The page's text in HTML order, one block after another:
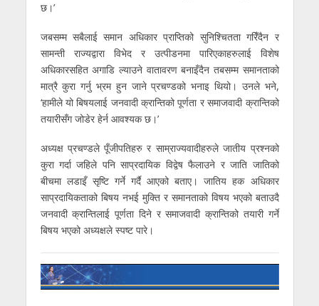
छ।’
जबसम्म सबैलाई समान अधिकार प्राप्तिको सुनिश्चितता गरिँदैन र
सामन्ती राज्यद्वारा विभेद र उत्पीडनमा पारिएकाहरुलाई विशेष
अधिकारसहित अगाडि ल्याउने वातावरण बनाइँदैन तबसम्म समानताको
मात्रै कुरा गर्नु भ्रम हुन जाने प्रचण्डको भनाइ थियो। उनले भने,
‘हामीले यो बिषयलाई जनवादी क्रान्तिको पूर्णता र समाजवादी क्रान्तिको
तयारीसँग जोडेर हेर्न आवश्यक छ।’
अध्यक्ष प्रचण्डले पूँजीपतिहरु र साम्राज्यवादीहरुले जातीय प्रश्नको
कुरा गर्दा जहिले पनि साप्रदायिक विद्वेष फैलाउने र जाति जातिको
बीचमा लडाइँ सृष्टि गर्ने गर्दै आएको बताए। जातिय हक अधिकार
साप्रदायिकताको बिषय नभई मुक्ति र समानताको विषय भएको बताउदै
जनवादी क्रान्तिलाई पूर्णता दिने र समाजवादी क्रान्तिको तयारी गर्ने
बिषय भएको अध्यक्षले स्पष्ट पारे।